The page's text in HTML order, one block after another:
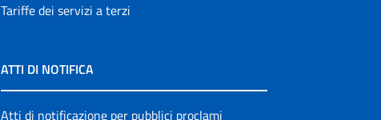
Tariffe dei servizi a terzi
ATTI DI NOTIFICA
Atti di notificazione per pubblici proclami